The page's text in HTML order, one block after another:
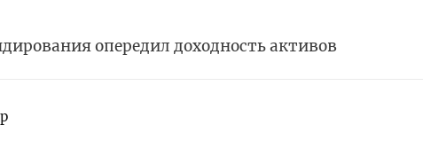
опередил доходность активов